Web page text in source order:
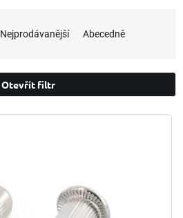
Nejprodávanější Abecedně
Otevřít filtr